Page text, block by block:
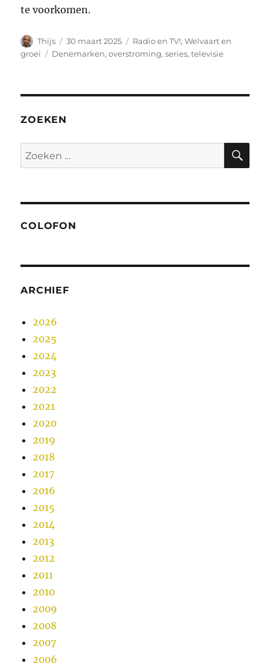
te voorkomen.
Auteur
Thijs
Geplaatst
op
30 maart 2025 Categorieën
Radio en TV!,Welvaart en
groei
Tags
Denemarken,overstroming,series,televisie
ZOEKEN
Zoeken
naar:
COLOFON
ARCHIEF
2026
2025
2024
2023
2022
2021
2020
2019
2018
2017
2016
2015
2014
2013
2012
2011
2010
2009
2008
2007
2006